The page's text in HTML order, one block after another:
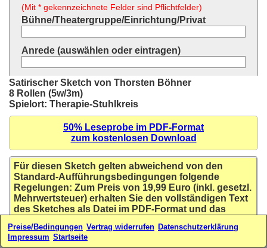
(Mit * gekennzeichnete Felder sind Pflichtfelder)
Bühne/Theatergruppe/Einrichtung/Privat
Anrede (auswählen oder eintragen)
Vor- und Nachname *
Straße und Hausnummer *
Postleitzahl *
Ort *
Land * (auswählen oder eintragen)
Ihre E-Mail-Adresse*
Satirischer Sketch von Thorsten Böhner
8 Rollen (5w/3m)
Spielort: Therapie-Stuhlkreis
50% Leseprobe im PDF-Format
zum kostenlosen Download
Für diesen Sketch gelten abweichend von den
Standard-Aufführungsbedingungen folgende
Regelungen: Zum Preis von 19,99 Euro (inkl. gesetzl.
Mehrwertsteuer) erhalten Sie den vollständigen Text
des Sketches als Datei im PDF-Format und das
Kaufdatum für beliebig viele Aufführungen.
Preise/Bedingungen Vertrag widerrufen Datenschutzerklärung
Impressum Startseite